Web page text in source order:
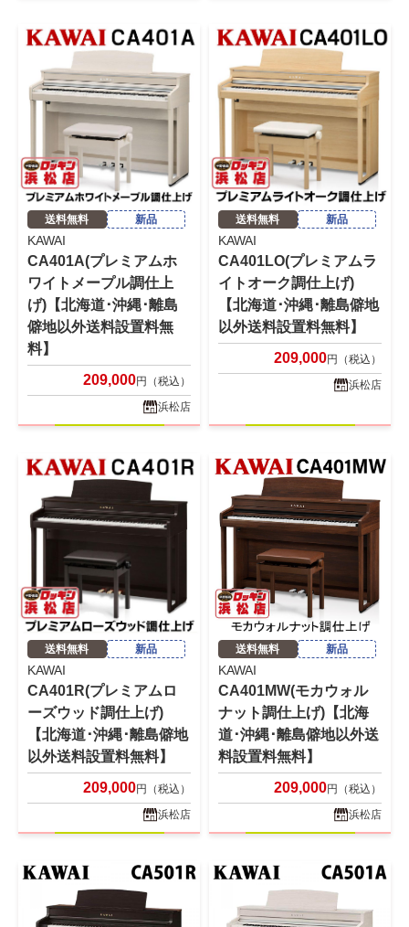
送料無料 新品
KAWAI
CA401A(プレミアムホ
ワイトメープル調仕上
げ)【北海道･沖縄･離島
僻地以外送料設置料無
料】
209,000円（税込）
浜松店
送料無料 新品
KAWAI
CA401LO(プレミアムラ
イトオーク調仕上げ)
【北海道･沖縄･離島僻地
以外送料設置料無料】
209,000円（税込）
浜松店
送料無料 新品
KAWAI
CA401R(プレミアムロ
ーズウッド調仕上げ)
【北海道･沖縄･離島僻地
以外送料設置料無料】
209,000円（税込）
浜松店
送料無料 新品
KAWAI
CA401MW(モカウォル
ナット調仕上げ)【北海
道･沖縄･離島僻地以外送
料設置料無料】
209,000円（税込）
浜松店